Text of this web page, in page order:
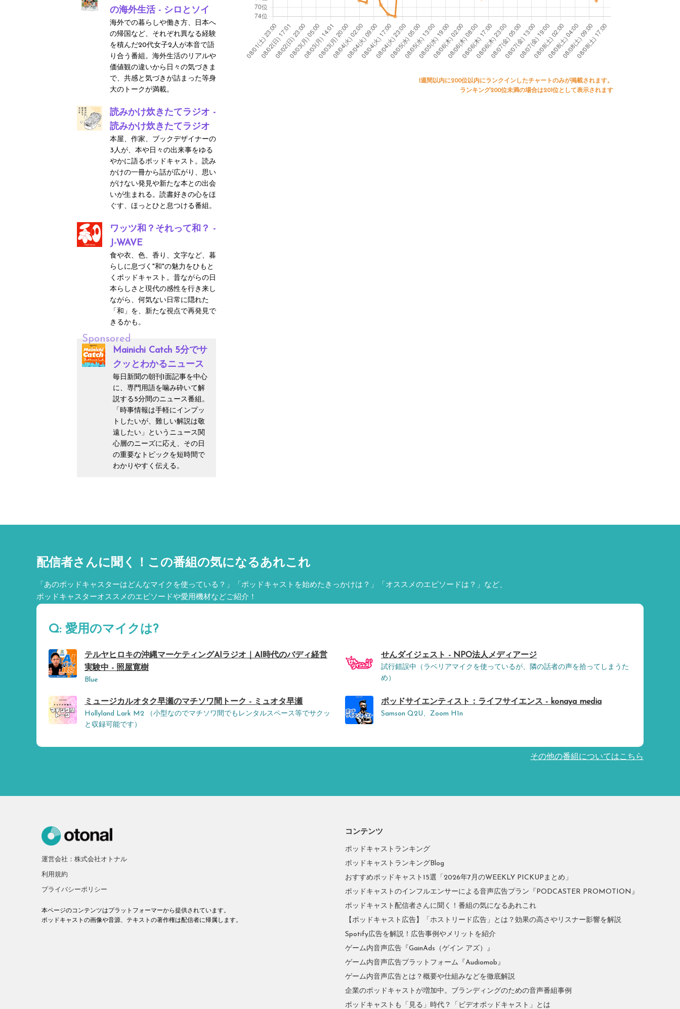
の海外生活 - シロとソイ
海外での暮らしや働き方、日本へ
の帰国など、それぞれ異なる経験
を積んだ20代女子2人が本音で語
り合う番組。海外生活のリアルや
価値観の違いから日々の気づきま
で、共感と気づきが詰まった等身
大のトークが満載。
読みかけ炊きたてラジオ -
読みかけ炊きたてラジオ
本屋、作家、ブックデザイナーの
3人が、本や日々の出来事をゆる
やかに語るポッドキャスト。読み
かけの一冊から話が広がり、思い
がけない発見や新たな本との出会
いが生まれる。読書好きの心をほ
ぐす、ほっとひと息つける番組。
ワッツ和？それって和？ -
J-WAVE
食や衣、色、香り、文字など、暮
らしに息づく"和"の魅力をひもと
くポッドキャスト。昔ながらの日
本らしさと現代の感性を行き来し
ながら、何気ない日常に隠れた
「和」を、新たな視点で再発見で
きるかも。
Sponsored
Mainichi Catch 5分でサ
クッとわかるニュース
毎日新聞の朝刊1面記事を中心
に、専門用語を噛み砕いて解
説する5分間のニュース番組。
「時事情報は手軽にインプッ
トしたいが、難しい解説は敬
遠したい」というニュース関
心層のニーズに応え、その日
の重要なトピックを短時間で
わかりやすく伝える。
1週間以内に200位以内にランクインしたチャートのみが掲載されます。
ランキング200位未満の場合は201位として表示されます
配信者さんに聞く！ この番組の気になるあれこれ
「あのポッドキャスターはどんなマイクを使っている？」「ポッドキャストを始めたきっかけは？」「オススメのエピソードは？」など、
ポッドキャスターオススメのエピソードや愛用機材などご紹介！
Q: 愛用のマイクは?
テルヤヒロキの沖縄マーケティングAIラジオ｜AI時代のバディ経営
実験中 - 照屋寛樹
Blue
せんダイジェスト - NPO法人メディアージ
試行錯誤中（ラベリアマイクを使っているが、隣の話者の声を拾ってしまうた
め）
ミュージカルオタク早瀬のマチソワ間トーク - ミュオタ早瀬
Hollyland Lark M2 （小型なのでマチソワ間でもレンタルスペース等でサクッ
と収録可能です）
ポッドサイエンティスト：ライフサイエンス - konaya media
Samson Q2U、Zoom H1n
その他の番組についてはこちら
運営会社：株式会社オトナル
利用規約
プライバシーポリシー
本ページのコンテンツはプラットフォーマーから提供されています。
ポッドキャストの画像や音源、テキストの著作権は配信者に帰属します。
コンテンツ
ポッドキャストランキング
ポッドキャストランキングBlog
おすすめポッドキャスト15選「2026年7月のWEEKLY PICKUPまとめ」
ポッドキャストのインフルエンサーによる音声広告プラン『PODCASTER PROMOTION』
ポッドキャスト配信者さんに聞く！番組の気になるあれこれ
【ポッドキャスト広告】「ホストリード広告」とは？効果の高さやリスナー影響を解説
Spotify広告を解説！広告事例やメリットを紹介
ゲーム内音声広告『GainAds（ゲイン アズ）』
ゲーム内音声広告プラットフォーム『Audiomob』
ゲーム内音声広告とは？概要や仕組みなどを徹底解説
企業のポッドキャストが増加中。ブランディングのための音声番組事例
ポッドキャストも「見る」時代？「ビデオポッドキャスト」とは